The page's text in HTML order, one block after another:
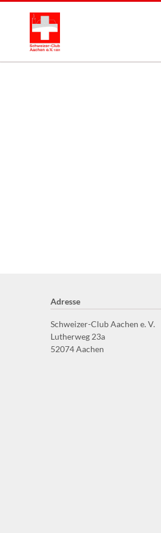
Adresse
Schweizer-Club Aachen e. V.
Lutherweg 23a
52074 Aachen